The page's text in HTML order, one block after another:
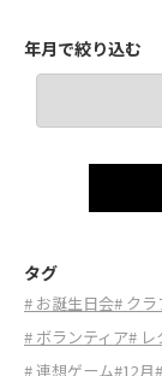
年月で絞り込む
タグ
# お誕生日会# クラ
# ボランティア# レ
# 連想ゲーム#12月